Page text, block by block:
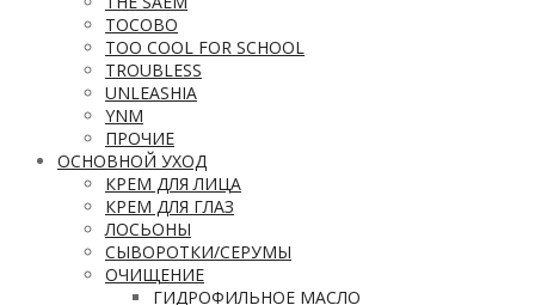
TOCOBO
TOO COOL FOR SCHOOL
TROUBLESS
UNLEASHIA
YNM
ПРОЧИЕ
ОСНОВНОЙ УХОД
КРЕМ ДЛЯ ЛИЦА
КРЕМ ДЛЯ ГЛАЗ
ЛОСЬОНЫ
СЫВОРОТКИ/СЕРУМЫ
ОЧИЩЕНИЕ
ГИДРОФИЛЬНОЕ МАСЛО